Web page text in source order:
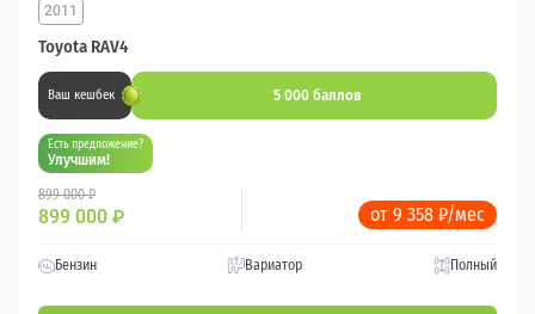
Toyota RAV4
2011
Ваш кешбек 5 000 баллов
Есть предложение?
Улучшим!
899 000 ₽
899 000 ₽ от 9 358 ₽/мес
Бензин Вариатор Полный